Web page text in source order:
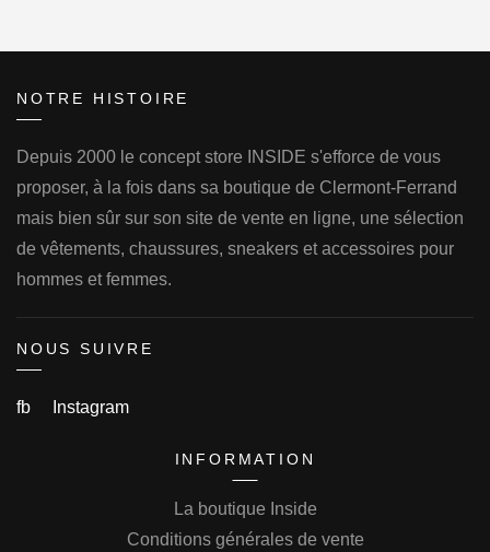
NOTRE HISTOIRE
Depuis 2000 le concept store INSIDE s'efforce de vous
proposer, à la fois dans sa boutique de Clermont-Ferrand
mais bien sûr sur son site de vente en ligne, une sélection
de vêtements, chaussures, sneakers et accessoires pour
hommes et femmes.
NOUS SUIVRE
fb Instagram
INFORMATION
La boutique Inside
Conditions générales de vente